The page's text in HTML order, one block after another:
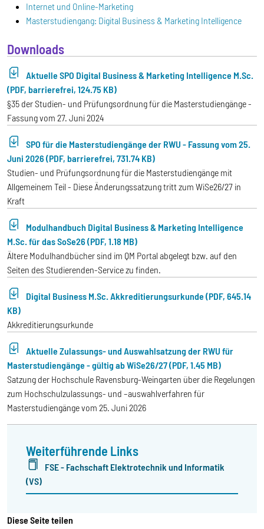
Internet und Online-Marketing
Masterstudiengang: Digital Business & Marketing Intelligence
Downloads
Aktuelle SPO Digital Business & Marketing Intelligence M.Sc.
(PDF, barrierefrei, 124.75 KB)
§35 der Studien- und Prüfungsordnung für die Masterstudiengänge -
Fassung vom 27. Juni 2024
SPO für die Masterstudiengänge der RWU - Fassung vom 25.
Juni 2026 (PDF, barrierefrei, 731.74 KB)
Studien- und Prüfungsordnung für die Masterstudiengänge mit
Allgemeinem Teil - Diese Änderungssatzung tritt zum WiSe26/27 in
Kraft
Modulhandbuch Digital Business & Marketing Intelligence
M.Sc. für das SoSe26 (PDF, 1.18 MB)
Ältere Modulhandbücher sind im QM Portal abgelegt bzw. auf den
Seiten des Studierenden-Service zu finden.
Digital Business M.Sc. Akkreditierungsurkunde (PDF, 645.14
KB)
Akkreditierungsurkunde
Aktuelle Zulassungs- und Auswahlsatzung der RWU für
Masterstudiengänge - gültig ab WiSe26/27 (PDF, 1.45 MB)
Satzung der Hochschule Ravensburg-Weingarten über die Regelungen
zum Hochschulzulassungs- und –auswahlverfahren für
Masterstudiengänge vom 25. Juni 2026
Weiterführende Links
FSE - Fachschaft Elektrotechnik und Informatik
(VS)
Diese Seite teilen